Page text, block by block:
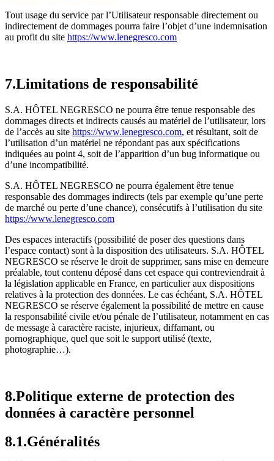
Tout usage du service par l’Utilisateur responsable directement ou
indirectement de dommages pourra faire l’objet d’une indemnisation
au profit du site https://www.lenegresco.com
7.Limitations de responsabilité
S.A. HÔTEL NEGRESCO ne pourra être tenue responsable des
dommages directs et indirects causés au matériel de l’utilisateur, lors
de l’accès au site https://www.lenegresco.com, et résultant, soit de
l’utilisation d’un matériel ne répondant pas aux spécifications
indiquées au point 4, soit de l’apparition d’un bug informatique ou
d’une incompatibilité.
S.A. HÔTEL NEGRESCO ne pourra également être tenue
responsable des dommages indirects (tels par exemple qu’une perte
de marché ou perte d’une chance), consécutifs à l’utilisation du site
https://www.lenegresco.com
Des espaces interactifs (possibilité de poser des questions dans
l’espace contact) sont à la disposition des utilisateurs. S.A. HÔTEL
NEGRESCO se réserve le droit de supprimer, sans mise en demeure
préalable, tout contenu déposé dans cet espace qui contreviendrait à
la législation applicable en France, en particulier aux dispositions
relatives à la protection des données. Le cas échéant, S.A. HÔTEL
NEGRESCO se réserve également la possibilité de mettre en cause
la responsabilité civile et/ou pénale de l’utilisateur, notamment en cas
de message à caractère raciste, injurieux, diffamant, ou
pornographique, quel que soit le support utilisé (texte,
photographie…).
8.Politique externe de protection des
données à caractère personnel
8.1.Généralités